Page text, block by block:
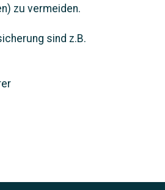
zu vermeiden.
sind z.B.